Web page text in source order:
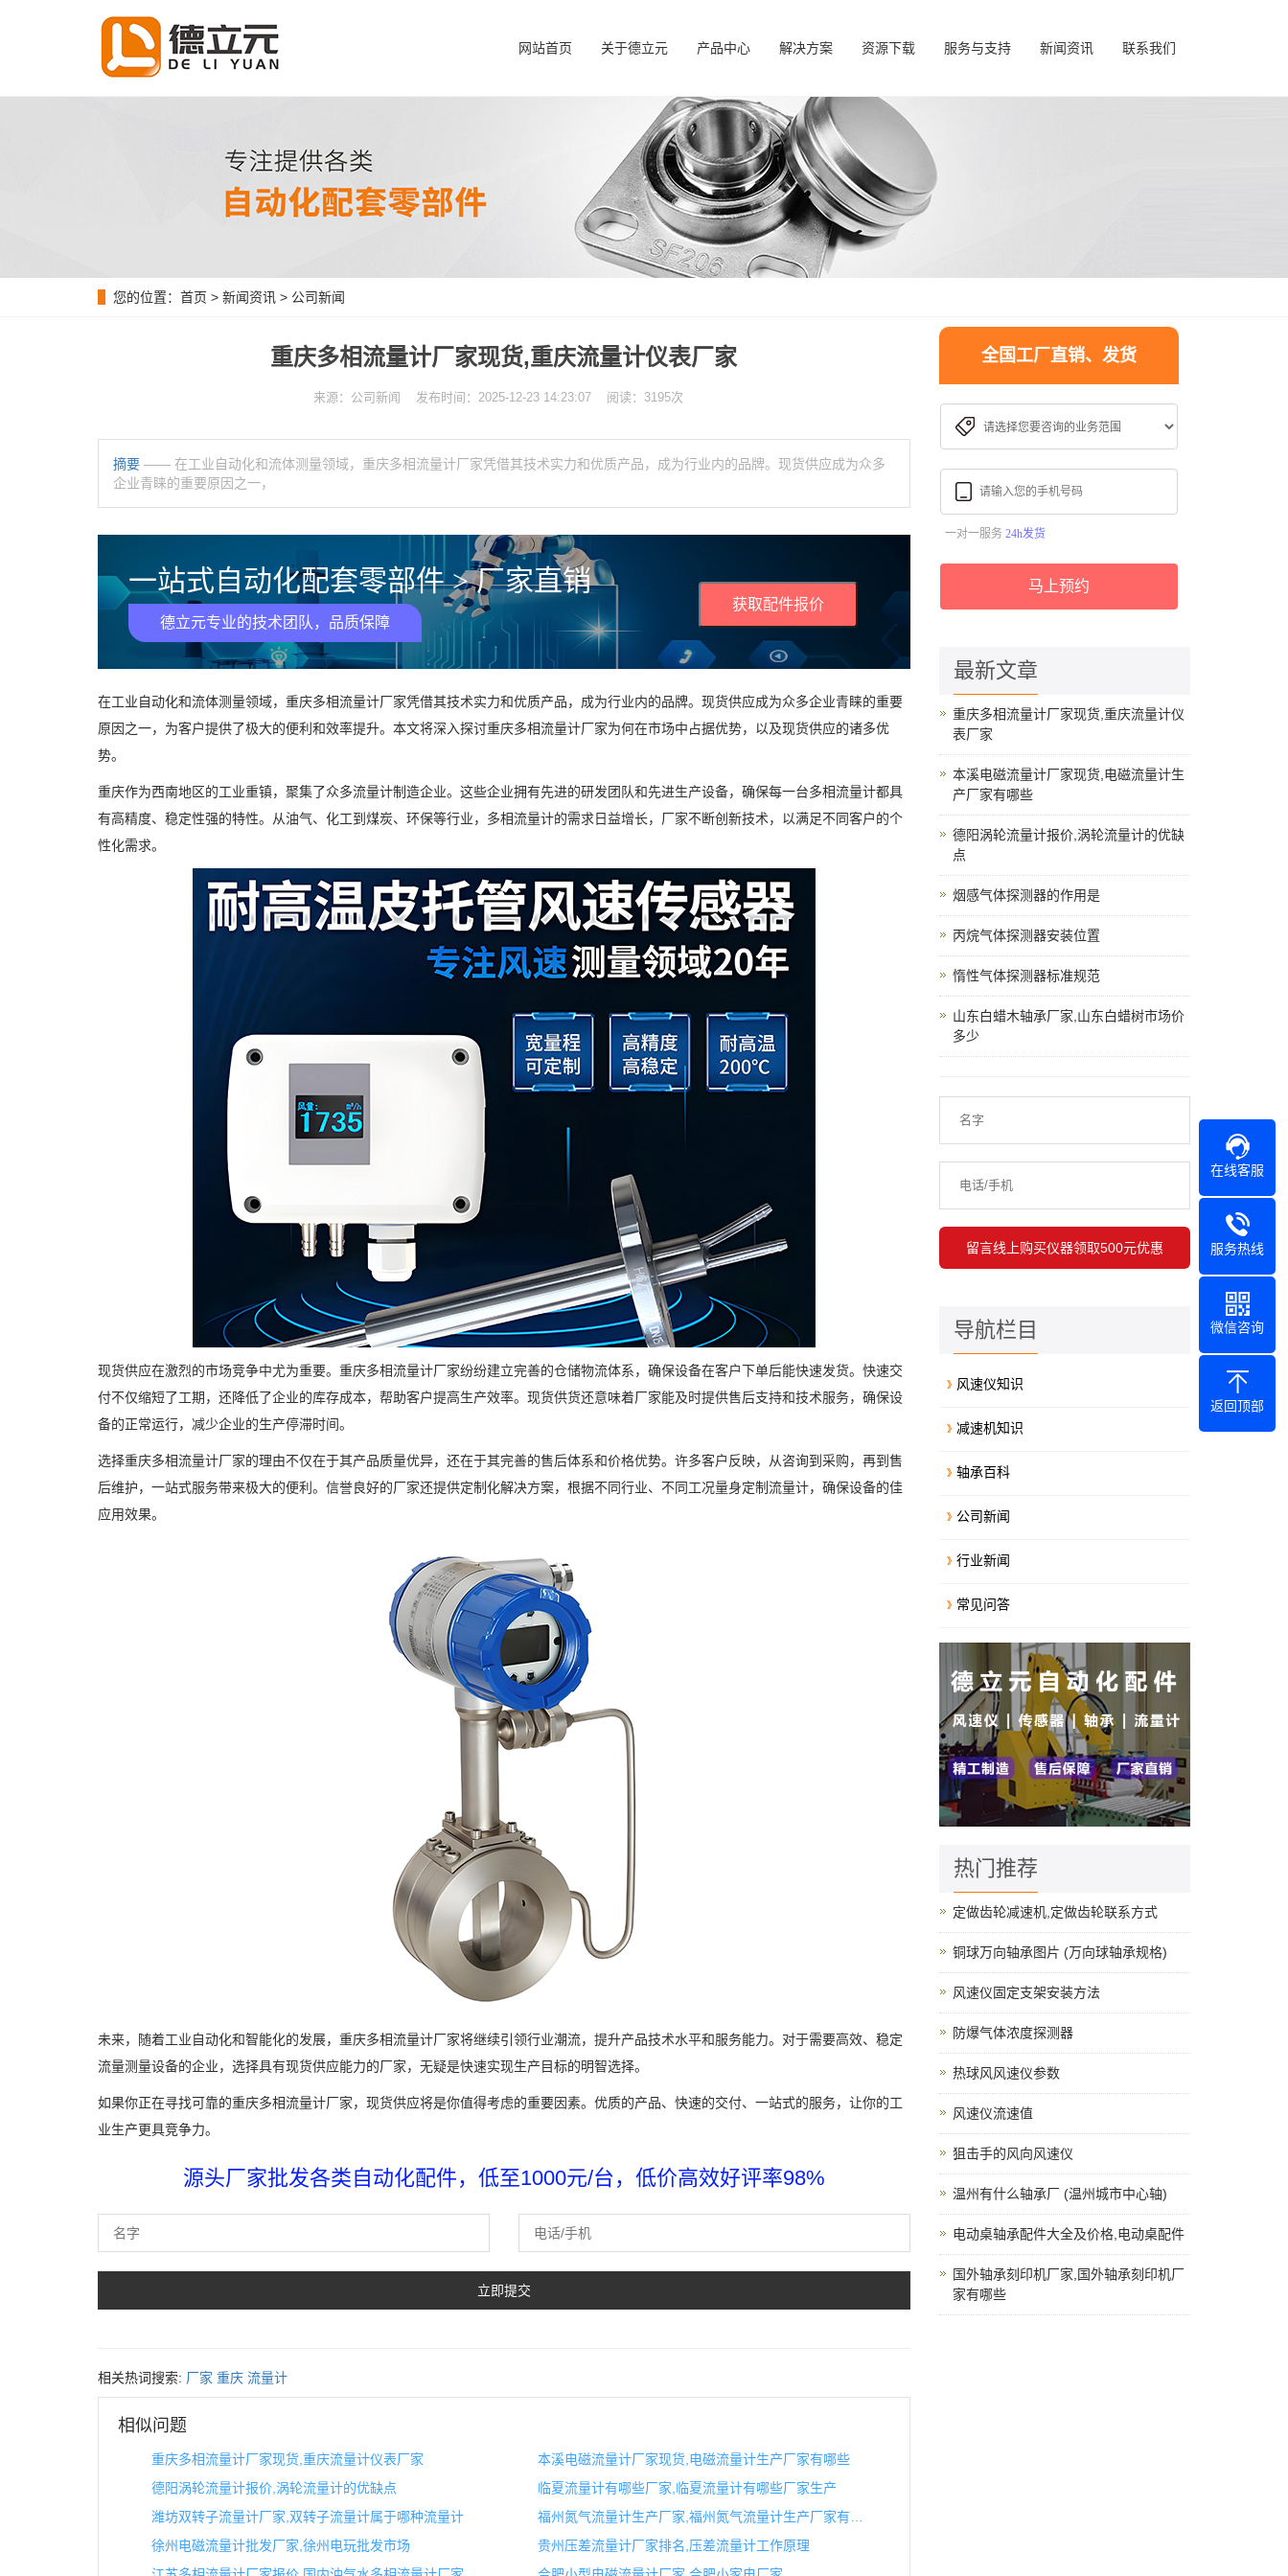
网站首页 关于德立元 产品中心 解决方案 资源下载 服务与支持 新闻资讯 联系我们
您的位置： 首页 > 新闻资讯 > 公司新闻
重庆多相流量计厂家现货,重庆流量计仪表厂家
来源：公司新闻 发布时间：2025-12-23 14:23:07 阅读：3195次
摘要 —— 在工业自动化和流体测量领域，重庆多相流量计厂家凭借其技术实力和优质产品，成为行业内的品牌。现货供应成为众多
企业青睐的重要原因之一，
一站式自动化配套零部件 > 厂家直销
德立元专业的技术团队，品质保障
获取配件报价
在工业自动化和流体测量领域，重庆多相流量计厂家凭借其技术实力和优质产品，成为行业内的品牌。现货供应成为众多企业青睐的重要
原因之一，为客户提供了极大的便利和效率提升。本文将深入探讨重庆多相流量计厂家为何在市场中占据优势，以及现货供应的诸多优
势。
重庆作为西南地区的工业重镇，聚集了众多流量计制造企业。这些企业拥有先进的研发团队和先进生产设备，确保每一台多相流量计都具
有高精度、稳定性强的特性。从油气、化工到煤炭、环保等行业，多相流量计的需求日益增长，厂家不断创新技术，以满足不同客户的个
性化需求。
现货供应在激烈的市场竞争中尤为重要。重庆多相流量计厂家纷纷建立完善的仓储物流体系，确保设备在客户下单后能快速发货。快速交
付不仅缩短了工期，还降低了企业的库存成本，帮助客户提高生产效率。现货供货还意味着厂家能及时提供售后支持和技术服务，确保设
备的正常运行，减少企业的生产停滞时间。
选择重庆多相流量计厂家的理由不仅在于其产品质量优异，还在于其完善的售后体系和价格优势。许多客户反映，从咨询到采购，再到售
后维护，一站式服务带来极大的便利。信誉良好的厂家还提供定制化解决方案，根据不同行业、不同工况量身定制流量计，确保设备的佳
应用效果。
未来，随着工业自动化和智能化的发展，重庆多相流量计厂家将继续引领行业潮流，提升产品技术水平和服务能力。对于需要高效、稳定
流量测量设备的企业，选择具有现货供应能力的厂家，无疑是快速实现生产目标的明智选择。
如果你正在寻找可靠的重庆多相流量计厂家，现货供应将是你值得考虑的重要因素。优质的产品、快速的交付、一站式的服务，让你的工
业生产更具竞争力。
源头厂家批发各类自动化配件，低至1000元/台，低价高效好评率98%
相关热词搜索: 厂家 重庆 流量计
相似问题
重庆多相流量计厂家现货,重庆流量计仪表厂家
本溪电磁流量计厂家现货,电磁流量计生产厂家有哪些
德阳涡轮流量计报价,涡轮流量计的优缺点
临夏流量计有哪些厂家,临夏流量计有哪些厂家生产
潍坊双转子流量计厂家,双转子流量计属于哪种流量计
福州氮气流量计生产厂家,福州氮气流量计生产厂家有哪些
徐州电磁流量计批发厂家,徐州电玩批发市场
贵州压差流量计厂家排名,压差流量计工作原理
全国工厂直销、发货
一对一服务 24h发货
马上预约
最新文章
重庆多相流量计厂家现货,重庆流量计仪
表厂家
本溪电磁流量计厂家现货,电磁流量计生
产厂家有哪些
德阳涡轮流量计报价,涡轮流量计的优缺
点
烟感气体探测器的作用是
丙烷气体探测器安装位置
惰性气体探测器标准规范
山东白蜡木轴承厂家,山东白蜡树市场价
多少
导航栏目
风速仪知识
减速机知识
轴承百科
公司新闻
行业新闻
常见问答
热门推荐
定做齿轮减速机,定做齿轮联系方式
铜球万向轴承图片 (万向球轴承规格)
风速仪固定支架安装方法
防爆气体浓度探测器
热球风风速仪参数
风速仪流速值
狙击手的风向风速仪
温州有什么轴承厂 (温州城市中心轴)
电动桌轴承配件大全及价格,电动桌配件
国外轴承刻印机厂家,国外轴承刻印机厂
家有哪些
在线客服
服务热线
微信咨询
返回顶部